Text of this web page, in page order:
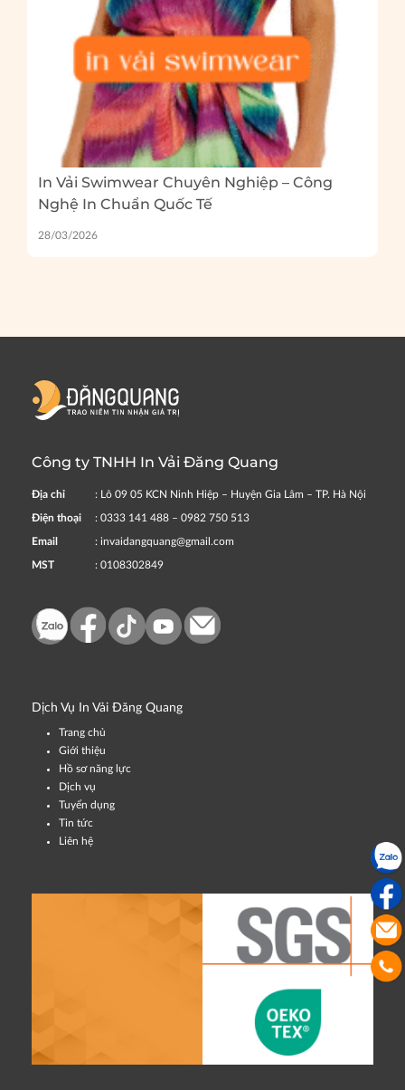
In Vải Swimwear Chuyên Nghiệp – Công
Nghệ In Chuẩn Quốc Tế
28/03/2026
Công ty TNHH In Vải Đăng Quang
Địa chỉ : Lô 09 05 KCN Ninh Hiệp – Huyện Gia Lâm – TP. Hà Nội
Điện thoại : 0333 141 488 – 0982 750 513
Email : invaidangquang@gmail.com
MST : 0108302849
Dịch Vụ In Vải Đăng Quang
Trang chủ
Giới thiệu
Hồ sơ năng lực
Dịch vụ
Tuyển dụng
Tin tức
Liên hệ